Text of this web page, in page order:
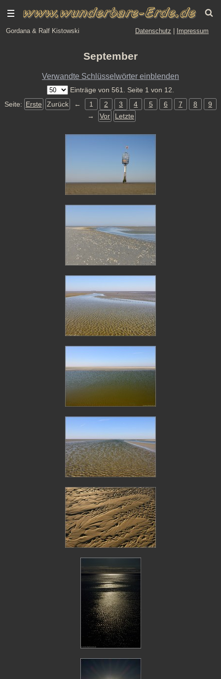
Gordana & Ralf Kistowski Datenschutz Impressum
September
Verwandte Schlüsselwörter einblenden
Einträge von 561. Seite 1 von 12.
Seite: Erste Zurück ← 1 2 3 4 5 6 7 8
9
→
Vor Letzte